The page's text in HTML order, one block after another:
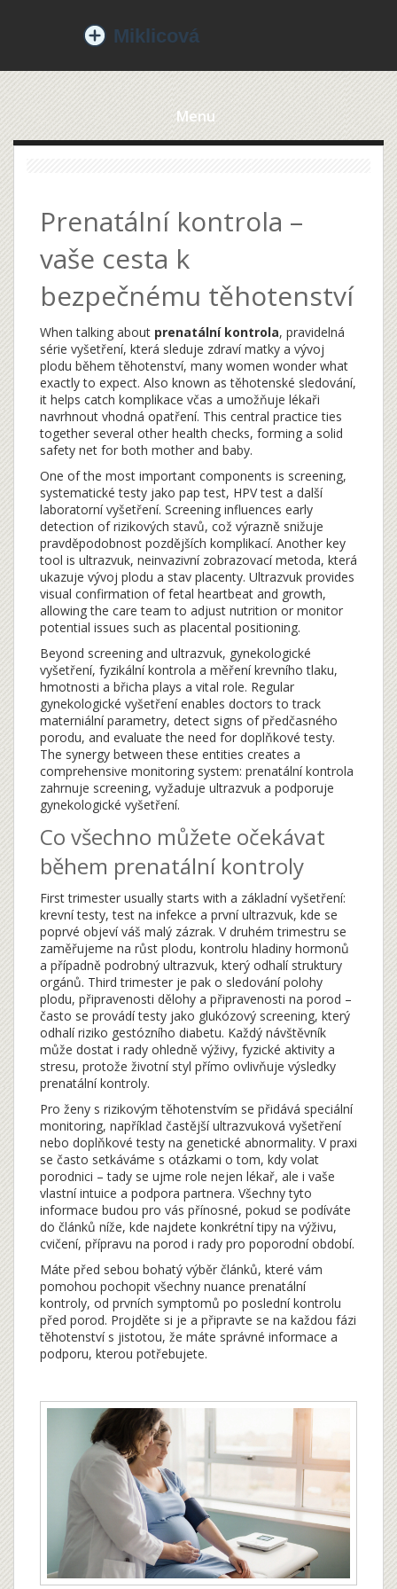
Menu
Prenatální kontrola –
vaše cesta k
bezpečnému těhotenství
When talking about prenatální kontrola, pravidelná
série vyšetření, která sleduje zdraví matky a vývoj
plodu během těhotenství, many women wonder what
exactly to expect. Also known astěhotenské sledování,
it helps catch komplikace včas a umožňuje lékaři
navrhnout vhodná opatření. This central practice ties
together several other health checks, forming a solid
safety net for both mother and baby.
One of the most important components is screening,
systematické testy jako pap test, HPV test a další
laboratorní vyšetření. Screening influences early
detection of rizikových stavů, což výrazně snižuje
pravděpodobnost pozdějších komplikací. Another key
tool is ultrazvuk, neinvazivní zobrazovací metoda, která
ukazuje vývoj plodu a stav placenty. Ultrazvuk provides
visual confirmation of fetal heartbeat and growth,
allowing the care team to adjust nutrition or monitor
potential issues such as placental positioning.
Beyond screening and ultrazvuk, gynekologické
vyšetření, fyzikální kontrola a měření krevního tlaku,
hmotnosti a břicha plays a vital role. Regular
gynekologické vyšetření enables doctors to track
materniální parametry, detect signs of předčasného
porodu, and evaluate the need for doplňkové testy.
The synergy between these entities creates a
comprehensive monitoring system: prenatální kontrola
zahrnuje screening, vyžaduje ultrazvuk a podporuje
gynekologické vyšetření.
Co všechno můžete očekávat
během prenatální kontroly
First trimester usually starts with a základní vyšetření:
krevní testy, test na infekce a první ultrazvuk, kde se
poprvé objeví váš malý zázrak. V druhém trimestru se
zaměřujeme na růst plodu, kontrolu hladiny hormonů
a případně podrobný ultrazvuk, který odhalí struktury
orgánů. Third trimester je pak o sledování polohy
plodu, připravenosti dělohy a připravenosti na porod –
často se provádí testy jako glukózový screening, který
odhalí riziko gestózního diabetu. Každý návštěvník
může dostat i rady ohledně výživy, fyzické aktivity a
stresu, protože životní styl přímo ovlivňuje výsledky
prenatální kontroly.
Pro ženy s rizikovým těhotenstvím se přidává speciální
monitoring, například častější ultrazvuková vyšetření
nebo doplňkové testy na genetické abnormality. V praxi
se často setkáváme s otázkami o tom, kdy volat
porodnici – tady se ujme role nejen lékař, ale i vaše
vlastní intuice a podpora partnera. Všechny tyto
informace budou pro vás přínosné, pokud se podíváte
do článků níže, kde najdete konkrétní tipy na výživu,
cvičení, přípravu na porod i rady pro poporodní období.
Máte před sebou bohatý výběr článků, které vám
pomohou pochopit všechny nuance prenatální
kontroly, od prvních symptomů po poslední kontrolu
před porod. Projděte si je a připravte se na každou fázi
těhotenství s jistotou, že máte správné informace a
podporu, kterou potřebujete.